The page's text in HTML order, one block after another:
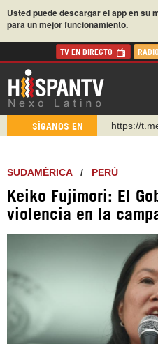
Usted puede descargar el app en su
para un mejor funcionamiento.
TV EN DIRECTO
SÍGANOS EN https://
https://
Instagram
https://
https://
http://
SUDAMÉRICA/ PERÚ
Keiko Fujimori: El
violencia en la